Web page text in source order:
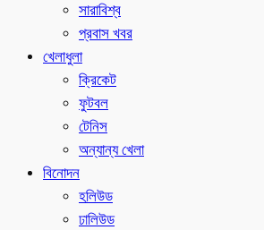
সারাবিশ্ব
প্রবাস খবর
খেলাধুলা
ক্রিকেট
ফুটবল
টেনিস
অন্যান্য খেলা
বিনোদন
হলিউড
ঢালিউড